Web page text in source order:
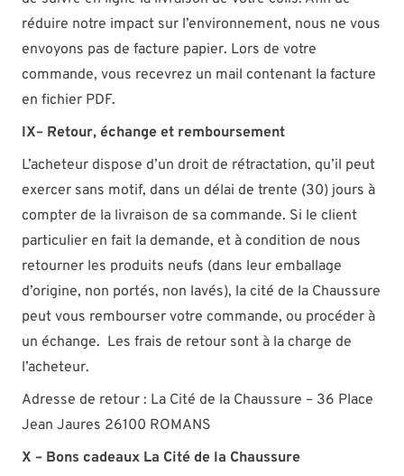
réduire notre impact sur l’environnement, nous ne vous
envoyons pas de facture papier. Lors de votre
commande, vous recevrez un mail contenant la facture
en fichier PDF.
IX– Retour, échange et remboursement
L’acheteur dispose d’un droit de rétractation, qu’il peut
exercer sans motif, dans un délai de trente (30) jours à
compter de la livraison de sa commande. Si le client
particulier en fait la demande, et à condition de nous
retourner les produits neufs (dans leur emballage
d’origine, non portés, non lavés), la cité de la Chaussure
peut vous rembourser votre commande, ou procéder à
un échange. Les frais de retour sont à la charge de
l’acheteur.
Adresse de retour : La Cité de la Chaussure – 36 Place
Jean Jaures 26100 ROMANS
X – Bons cadeaux La Cité de la Chaussure